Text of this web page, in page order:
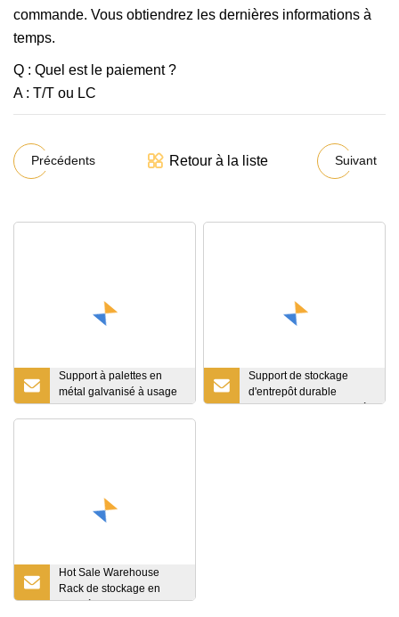
commande. Vous obtiendrez les dernières informations à
temps.
Q : Quel est le paiement ?
A : T/T ou LC
Précédents Retour à la liste Suivant
Support à palettes en
métal galvanisé à usage
intensif pour une
utilisation en extérieur
Support de stockage
d'entrepôt durable
industriel et rayonnage à
Hot Sale Warehouse
Rack de stockage en
porte-à-faux robuste